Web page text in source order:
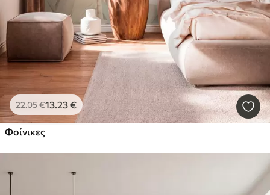
22.05€13 .23€
Φοίνικες